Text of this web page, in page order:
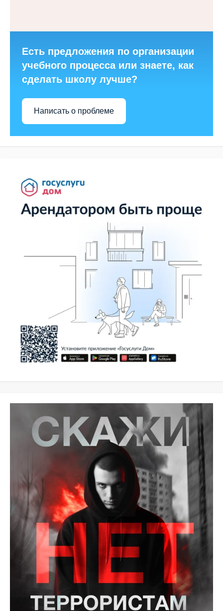
Есть предложения по организации
учебного процесса или знаете, как
сделать школу лучше?
Написать о проблеме